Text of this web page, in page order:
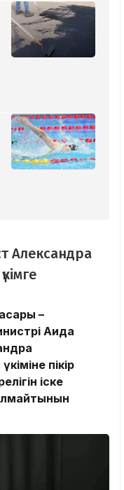
Александра
–
Аида
пікір
іске